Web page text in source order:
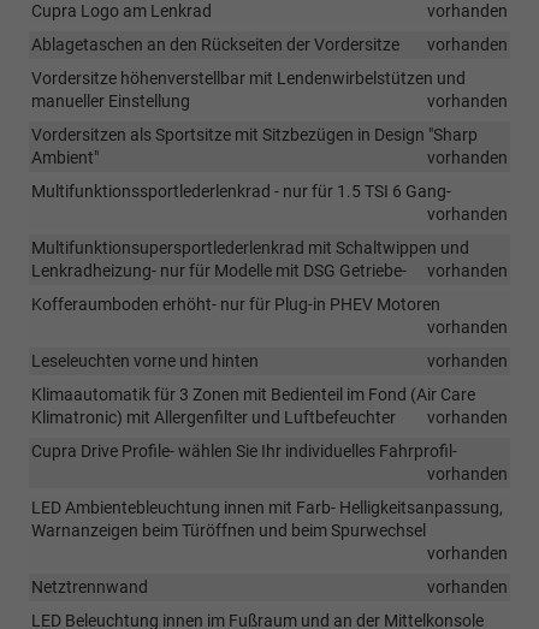
Cupra Logo am Lenkrad
vorhanden
Ablagetaschen an den Rückseiten der Vordersitze
vorhanden
Vordersitze höhenverstellbar mit Lendenwirbelstützen und
manueller Einstellung
vorhanden
Vordersitzen als Sportsitze mit Sitzbezügen in Design "Sharp
Ambient"
vorhanden
Multifunktionssportlederlenkrad - nur für 1.5 TSI 6 Gang-
vorhanden
Multifunktionsupersportlederlenkrad mit Schaltwippen und
Lenkradheizung- nur für Modelle mit DSG Getriebe-
vorhanden
Kofferaumboden erhöht- nur für Plug-in PHEV Motoren
vorhanden
Leseleuchten vorne und hinten
vorhanden
Klimaautomatik für 3 Zonen mit Bedienteil im Fond (Air Care
Klimatronic) mit Allergenfilter und Luftbefeuchter
vorhanden
Cupra Drive Profile- wählen Sie Ihr individuelles Fahrprofil-
vorhanden
LED Ambientebleuchtung innen mit Farb- Helligkeitsanpassung,
Warnanzeigen beim Türöffnen und beim Spurwechsel
vorhanden
Netztrennwand
vorhanden
LED Beleuchtung innen im Fußraum und an der Mittelkonsole